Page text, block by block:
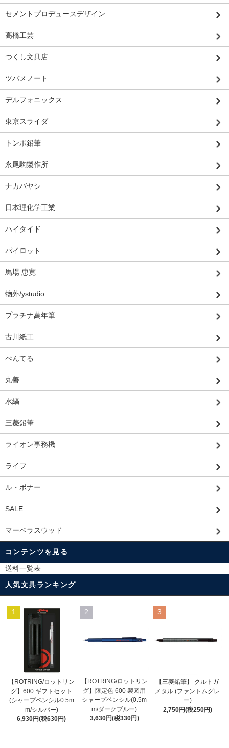
セメントプロデュースデザイン
高橋工芸
つくし文具店
ツバメノート
デルフォニックス
東京スライダ
トンボ鉛筆
永尾駒製作所
ナカバヤシ
日本理化学工業
ハイタイド
パイロット
馬場 忠寛
物外/ystudio
プラチナ萬年筆
古川紙工
ぺんてる
丸善
水縞
三菱鉛筆
ライオン事務機
ライフ
ル・ボナー
SALE
マーベラスウッド
コンテンツを見る
送料一覧表
人気文具ランキング
1
【ROTRING/ロットリン
グ】600 ギフトセット
(シャープペンシル0.5m
m/シルバー)
6,930円(税630円)
2
【ROTRING/ロットリン
グ】限定色 600 製図用
シャープペンシル(0.5m
m/ダークブルー)
3,630円(税330円)
3
【三菱鉛筆】 クルトガ
メタル (ファントムグレ
ー)
2,750円(税250円)